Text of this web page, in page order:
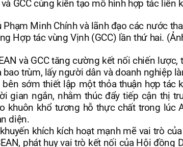
Phạm Minh Chính và lãnh đạo các nước
Hợp tác vùng Vịnh (GCC) lần thứ hai.
và GCC tăng cường kết nối chiến
bao trùm, lấy người dân và doanh nghiệp
sớm thiết lập một thỏa thuận hợp tác
gian ngắn, nhằm thúc đẩy tiếp cận thị
khuôn khổ tương hỗ thực chất trong lúc
diện.
khích kích hoạt mạnh mẽ vai trò
phát huy vai trò kết nối của Hội đồng